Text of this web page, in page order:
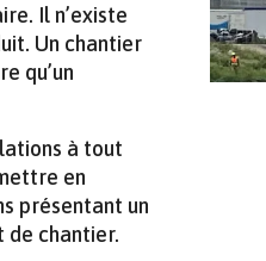
Il n’existe
Un chantier
qu’un
à tout
en
présentant un
de chantier.